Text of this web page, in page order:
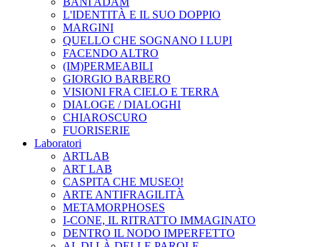
L'IDENTITÀ E IL SUO DOPPIO
MARGINI
QUELLO CHE SOGNANO I LUPI
FACENDO ALTRO
(IM)PERMEABILI
GIORGIO BARBERO
VISIONI FRA CIELO E TERRA
DIALOGE / DIALOGHI
CHIAROSCURO
FUORISERIE
Laboratori
ARTLAB
ART LAB
CASPITA CHE MUSEO!
ARTE ANTIFRAGILITÀ
METAMORPHOSES
I-CONE, IL RITRATTO IMMAGINATO
DENTRO IL NODO IMPERFETTO